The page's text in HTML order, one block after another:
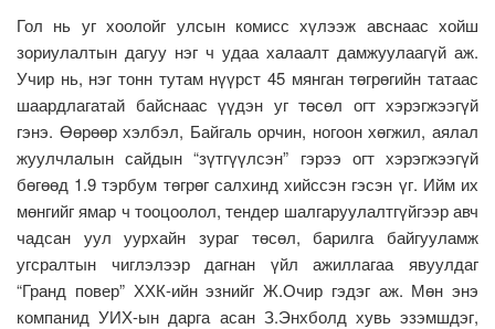
Гол нь уг хоолойг улсын комисс хүлээж авснаас хойш
зориулалтын дагуу нэг ч удаа халаалт дамжуулаагүй аж.
Учир нь, нэг тонн тутам нүүрст 45 мянган төгрөгийн татаас
шаардлагатай байснаас үүдэн уг төсөл огт хэрэгжээгүй
гэнэ. Өөрөөр хэлбэл, Байгаль орчин, ногоон хөгжил, аялал
жуулчлалын сайдын “зүтгүүлсэн” гэрээ огт хэрэгжээгүй
бөгөөд 1.9 тэрбум төгрөг салхинд хийссэн гэсэн үг. Ийм их
мөнгийг ямар ч тооцоолол, тендер шалгаруулалтгүйгээр авч
чадсан уул уурхайн зураг төсөл, барилга байгууламж
угсралтын чиглэлээр дагнан үйл ажиллагаа явуулдаг
“Гранд повер” ХХК-ийн эзнийг Ж.Очир гэдэг аж. Мөн энэ
компанид УИХ-ын дарга асан З.Энхболд хувь эзэмшдэг,